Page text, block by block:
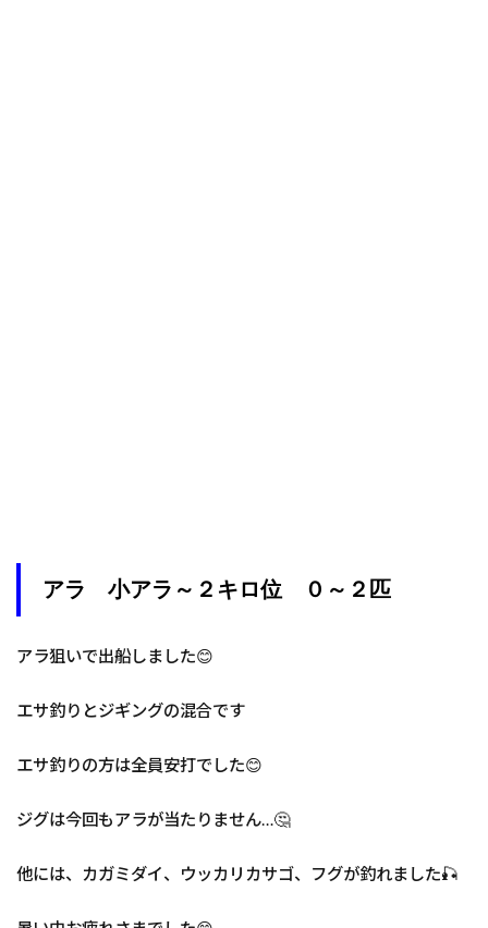
アラ 小アラ～２キロ位 ０～２匹
アラ狙いで出船しました😊
エサ釣りとジギングの混合です
エサ釣りの方は全員安打でした😊
ジグは今回もアラが当たりません…🤔
他には、カガミダイ、ウッカリカサゴ、フグが釣れました🎣